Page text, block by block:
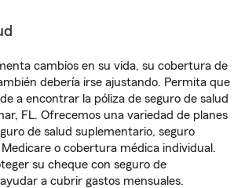
cambios en su vida, su cobertura de
debería irse ajustando. Permita que
a encontrar la póliza de seguro de salud
FL. Ofrecemos una variedad de planes
de salud suplementario, seguro
o cobertura médica individual.
su cheque con seguro de
a cubrir gastos mensuales.